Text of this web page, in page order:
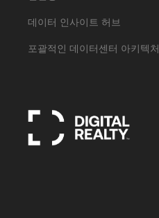
데이터 인사이트 허브
포괄적인 데이터센터 아키텍처